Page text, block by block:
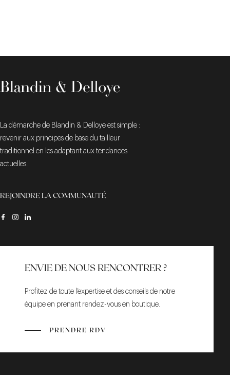
La démarche de Blandin & Delloye est simple :
revenir aux principes de base du tailleur
traditionnel en les adaptant aux tendances
actuelles.
REJOINDRE LA COMMUNAUTÉ
ENVIE DE NOUS RENCONTRER ?
Profitez de toute l’expertise et des conseils de notre
équipe en prenant rendez-vous en boutique.
PRENDRE RDV